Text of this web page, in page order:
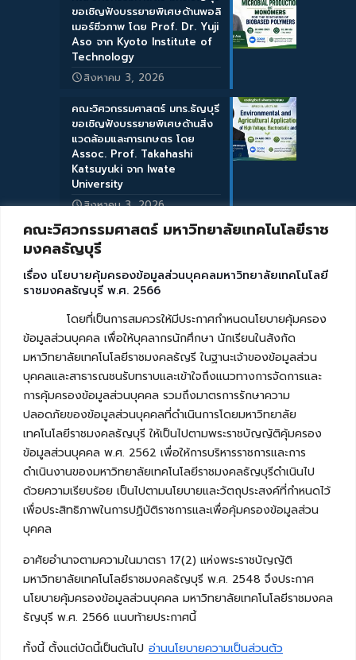
คณะวิศวกรรมศาสตร์ มหาวิทยาลัยเทคโนโลยีราช
มงคลธัญบุรี
เรื่อง นโยบายคุ้มครองข้อมูลส่วนบุคคลมหาวิทยาลัยเทคโนโลยี
ราชมงคลธัญบุรี พ.ศ. 2566
โดยที่เป็นการสมควรให้มีประกาศกำหนดนโยบายคุ้มครอง
ข้อมูลส่วนบุคคล เพื่อให้บุคลากรนักศึกษา นักเรียนในสังกัด
มหาวิทยาลัยเทคโนโลยีราชมงคลธัญรี ในฐานะเจ้าของข้อมูลส่วน
บุคคลและสาธารณชนรับทราบและเข้าใจถึงแนวทางการจัดการและ
การคุ้มครองข้อมูลส่วนบุคคล รวมถึงมาตรการรักษาความ
ปลอดภัยของข้อมูลส่วนบุคคลที่ดำเนินการโดยมหาวิทยาลัย
เทคโนโลยีราชมงคลธัญบุรี ให้เป็นไปตามพระราชบัญญัติคุ้มครอง
ข้อมูลส่วนบุคคล พ.ศ. 2562 เพื่อให้การบริหารราชการและการ
ดำเนินงานของมหาวิทยาลัยเทคโนโลยีราชมงคลธัญบุรีดำเนินไป
ด้วยความเรียบร้อย เป็นไปตามนโยบายและวัตถุประสงค์ที่กำหนดไว้
เพื่อประสิทธิภาพในการปฏิบัติราชการและเพื่อคุ้มครองข้อมูลส่วน
บุคคล
อาศัยอำนาจตามความในมาตรา 17(2) แห่งพระราชบัญญัติ
มหาวิทยาลัยเทคโนโลยีราชมงคลธัญบุรี พ.ศ. 2548 จึงประกาศ
นโยบายคุ้มครองข้อมูลส่วนบุคคล มหาวิทยาลัยเทคโนโลยีราชมงคล
ธัญบุรี พ.ศ. 2566 แนบท้ายประกาศนี้
ทั้งนี้ ตั้งแต่บัดนี้เป็นต้นไป อ่านนโยบายความเป็นส่วนตัว
ขอเชิญฟังบรรยายพิเศษด้านพอลิ
เมอร์ชีวภาพ โดย Prof. Dr. Yuji
Aso จาก Kyoto Institute of
Technology
สิงหาคม 3, 2026
คณะวิศวกรรมศาสตร์ มทร.ธัญบุรี
ขอเชิญฟังบรรยายพิเศษด้านสิ่ง
แวดล้อมและการเกษตร โดย
Assoc. Prof. Takahashi
Katsuyuki จาก Iwate
University
สิงหาคม 3, 2026